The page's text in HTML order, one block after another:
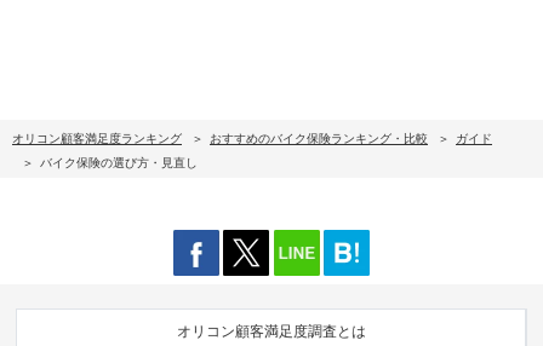
オリコン顧客満足度ランキング おすすめのバイク保険ランキング・比較
ガイド
バイク保険の選び方・見直し
オリコン顧客満足度調査とは